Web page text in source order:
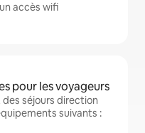
accès wifi
pour les voyageurs
séjours direction
suivants :